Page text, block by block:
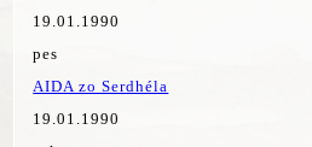
19.01.1990
pes
AIDA zo Serdhéla
19.01.1990